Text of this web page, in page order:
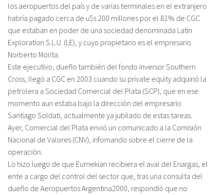
los aeropuertos del país y de varias terminales en el extranjero
habría pagado cerca de u$s 200 millones por el 81% de CGC
que estaban en poder de una sociedad denominada Latin
Exploration S.L.U. (LE), y cuyo propietario es el empresario
Norberto Morita.
Este ejecutivo, dueño también del fondo inversor Southern
Cross, llegó a CGC en 2003 cuando su private equity adquirió la
petrolera a Sociedad Comercial del Plata (SCP), que en ese
momento aun estaba bajo la dirección del empresario
Santiago Soldati, actualmente ya jubilado de estas tareas.
Ayer, Comercial del Plata envió un comunicado a la Comisión
Nacional de Valores (CNV), infomando sobre el cierre de la
operación.
Lo hizo luego de que Eurnekian recibiera el aval del Enargas, el
ente a cargo del control del sector que, tras una consulta del
dueño de Aeropuertos Argentina2000, respondió que no